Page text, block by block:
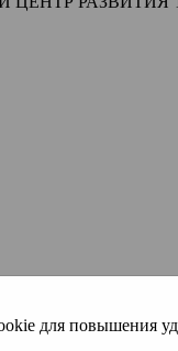
для повышения